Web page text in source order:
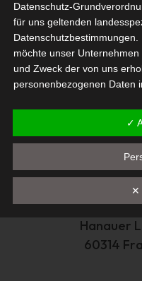
Ich bestätige die
Hanauer
60314
Datenschutz-
für uns geltenden
möchte unser
und Zweck der von uns
personenbezogenen Daten
Wir haben als für die
technische und
einen möglichst
verarbeiteten
Schutz nicht gewährleistet
steht es jeder betroffenen
✓
✕